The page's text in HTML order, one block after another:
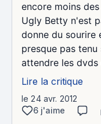
encore moins
Ugly Betty n'est
donne du sourire
presque pas
attendre les dvds
Lire la critique
le 24 avr. 2012
6 j'aime